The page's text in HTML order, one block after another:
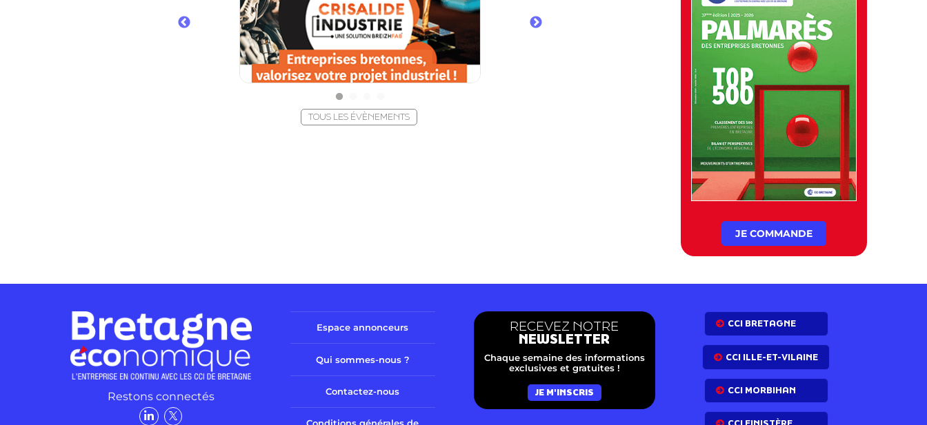
TOUS LES ÉVÈNEMENTS
JE COMMANDE
Restons connectés
Espace annonceurs
Qui sommes-nous ?
Contactez-nous
RECEVEZ NOTRE
NEWSLETTER
Chaque semaine des informations
exclusives et gratuites !
JE M'INSCRIS
CCI BRETAGNE
CCI ILLE-ET-VILAINE
CCI MORBIHAN